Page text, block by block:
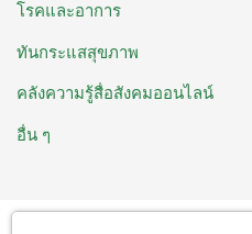
โรคและอาการ
ทันกระแสสุขภาพ
คลังความรู้สื่อสังคมออนไลน์
อื่น ๆ